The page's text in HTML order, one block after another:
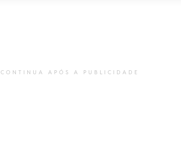
CONTINUA APÓS A PUBLICIDADE